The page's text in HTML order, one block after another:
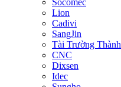
Socomec
Lion
Cadivi
SangJin
Tài Trường Thành
CNC
Dixsen
Idec